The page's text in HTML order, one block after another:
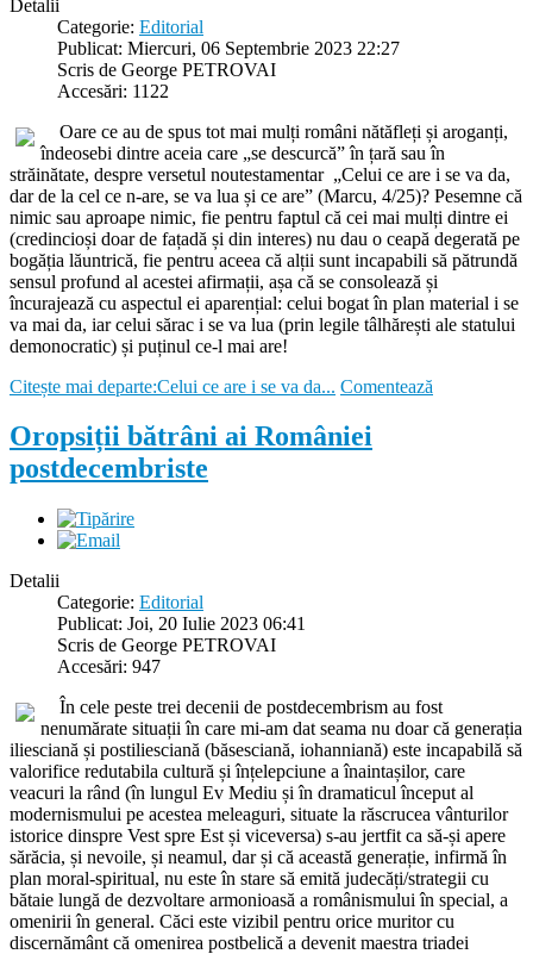
Detalii
Categorie: Editorial
Publicat: Miercuri, 06 Septembrie 2023 22:27
Scris de George PETROVAI
Accesări: 1122
Oare ce au de spus tot mai mulți români nătăfleți și aroganți,
îndeosebi dintre aceia care „se descurcă” în țară sau în
străinătate, despre versetul noutestamentar „Celui ce are i se va da,
dar de la cel ce n-are, se va lua și ce are” (Marcu, 4/25)? Pesemne că
nimic sau aproape nimic, fie pentru faptul că cei mai mulți dintre ei
(credincioși doar de fațadă și din interes) nu dau o ceapă degerată pe
bogăția lăuntrică, fie pentru aceea că alții sunt incapabili să pătrundă
sensul profund al acestei afirmații, așa că se consolează și
încurajează cu aspectul ei aparențial: celui bogat în plan material i se
va mai da, iar celui sărac i se va lua (prin legile tâlhărești ale statului
demonocratic) și puținul ce-l mai are!
Citește mai departe:Celui ce are i se va da... Comentează
Oropsiții bătrâni ai României
postdecembriste
Detalii
Categorie: Editorial
Publicat: Joi, 20 Iulie 2023 06:41
Scris de George PETROVAI
Accesări: 947
În cele peste trei decenii de postdecembrism au fost
nenumărate situații în care mi-am dat seama nu doar că generația
iliesciană și postiliesciană (băsesciană, iohanniană) este incapabilă să
valorifice redutabila cultură și înțelepciune a înaintașilor, care
veacuri la rând (în lungul Ev Mediu și în dramaticul început al
modernismului pe acestea meleaguri, situate la răscrucea vânturilor
istorice dinspre Vest spre Est și viceversa) s-au jertfit ca să-și apere
sărăcia, și nevoile, și neamul, dar și că această generație, infirmă în
plan moral-spiritual, nu este în stare să emită judecăți/strategii cu
bătaie lungă de dezvoltare armonioasă a românismului în special, a
omenirii în general. Căci este vizibil pentru orice muritor cu
discernământ că omenirea postbelică a devenit maestra triadei